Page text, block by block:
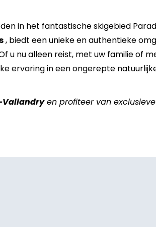
13 14 15 16 17 18
20 21 22 23 24 25
27 29 30
in het fantastische skigebied
, biedt een unieke en authentieke
u nu alleen reist, met uw familie of
ervaring in een ongerepte
Vallandryen profiteer van exclusieve